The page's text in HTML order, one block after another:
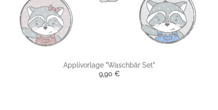
Applivorlage "Waschbär Set"
9,90 €